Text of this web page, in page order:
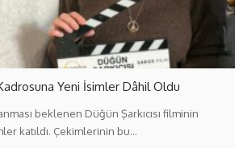
Kadrosuna Yeni İsimler Dâhil Oldu
beklenen Düğün Şarkıcısı filminin
katıldı. Çekimlerinin bu…